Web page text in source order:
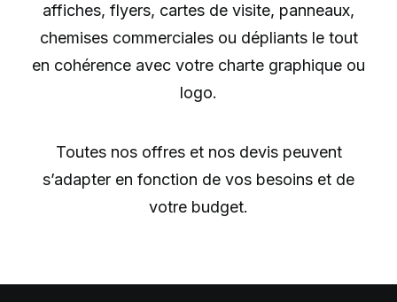
affiches, flyers, cartes de visite, panneaux,
chemises commerciales ou dépliants le tout
en cohérence avec votre charte graphique ou
logo.
Toutes nos offres et nos devis peuvent
s’adapter en fonction de vos besoins et de
votre budget.